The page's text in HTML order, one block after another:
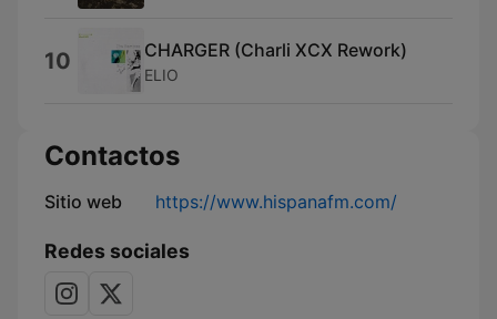
10 CHARGER (Charli XCX Rework)
ELIO
Contactos
Sitio web https://www.hispanafm.com/
Redes sociales